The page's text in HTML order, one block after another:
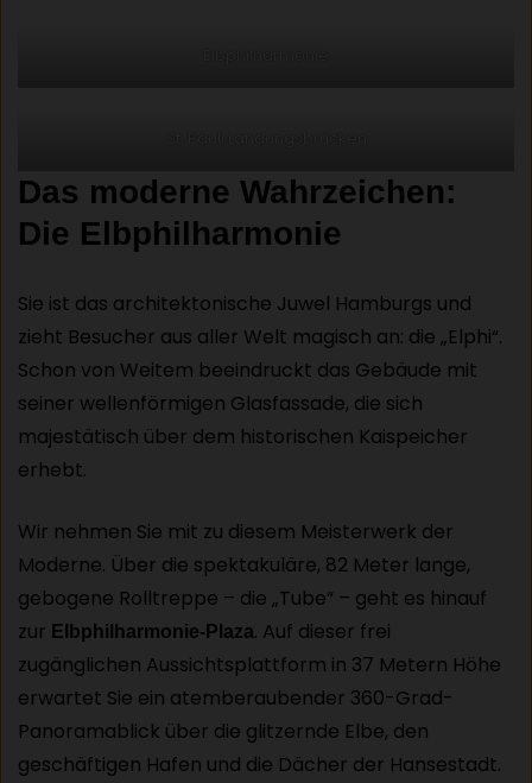
Das moderne Wahrzeichen:
Die Elbphilharmonie
Sie ist das architektonische Juwel Hamburgs und
zieht Besucher aus aller Welt magisch an: die „Elphi“.
Schon von Weitem beeindruckt das Gebäude mit
seiner wellenförmigen Glasfassade, die sich
majestätisch über dem historischen Kaispeicher
erhebt.
Wir nehmen Sie mit zu diesem Meisterwerk der
Moderne. Über die spektakuläre, 82 Meter lange,
gebogene Rolltreppe – die „Tube“ – geht es hinauf
zur Elbphilharmonie-Plaza. Auf dieser frei
zugänglichen Aussichtsplattform in 37 Metern Höhe
erwartet Sie ein atemberaubender 360-Grad-
Panoramablick über die glitzernde Elbe, den
geschäftigen Hafen und die Dächer der Hansestadt.